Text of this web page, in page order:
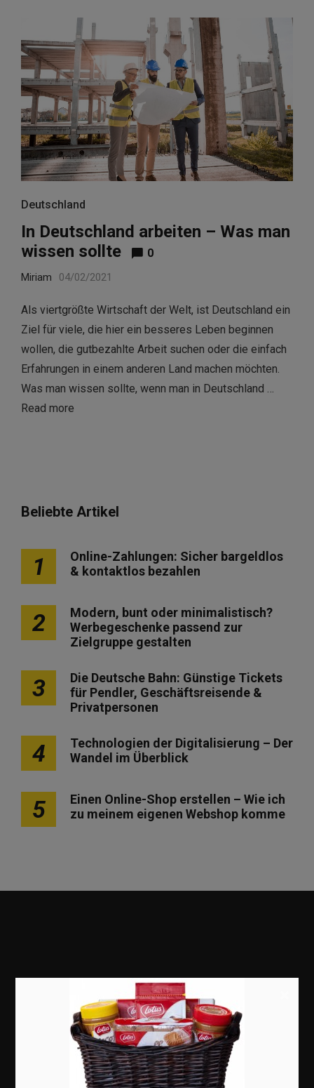
Deutschland
In Deutschland arbeiten – Was man
wissen sollte
0
Miriam 04/02/2021
Als viertgrößte Wirtschaft der Welt, ist Deutschland ein
Ziel für viele, die hier ein besseres Leben beginnen
wollen, die gutbezahlte Arbeit suchen oder die einfach
Erfahrungen in einem anderen Land machen möchten.
Was man wissen sollte, wenn man in Deutschland …
Read more
Beliebte Artikel
1
Online-Zahlungen: Sicher bargeldlos
& kontaktlos bezahlen
2
Modern, bunt oder minimalistisch?
Werbegeschenke passend zur
Zielgruppe gestalten
3
Die Deutsche Bahn: Günstige Tickets
für Pendler, Geschäftsreisende &
Privatpersonen
4
Technologien der Digitalisierung – Der
Wandel im Überblick
5
Einen Online-Shop erstellen – Wie ich
zu meinem eigenen Webshop komme
Erfolgsgeschichten